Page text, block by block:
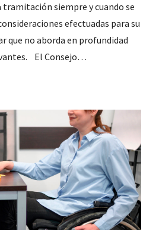
siempre y cuando se
efectuadas para su
que no aborda en profundidad
El Consejo…